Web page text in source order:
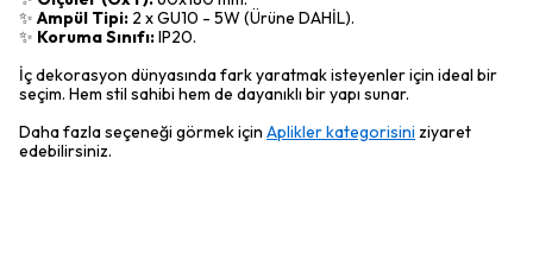
✨ Ampül Tipi: 2 x GU10 - 5W (Ürüne DAHİL).
✨ Koruma Sınıfı:IP20.
İç dekorasyon dünyasında fark yaratmak isteyenler için ideal bir
seçim. Hem stil sahibi hem de dayanıklı bir yapı sunar.
Daha fazla seçeneği görmek için Aplikler kategorisini ziyaret
edebilirsiniz.